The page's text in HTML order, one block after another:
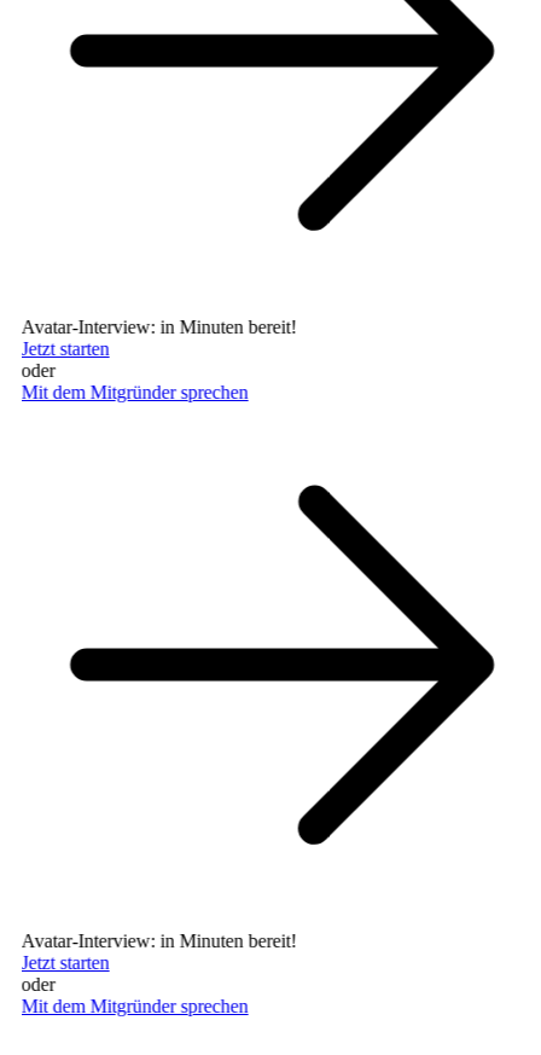
Avatar-Interview: in Minuten bereit!
Jetzt starten
oder
Mit dem Mitgründer sprechen
Avatar-Interview: in Minuten bereit!
Jetzt starten
oder
Mit dem Mitgründer sprechen